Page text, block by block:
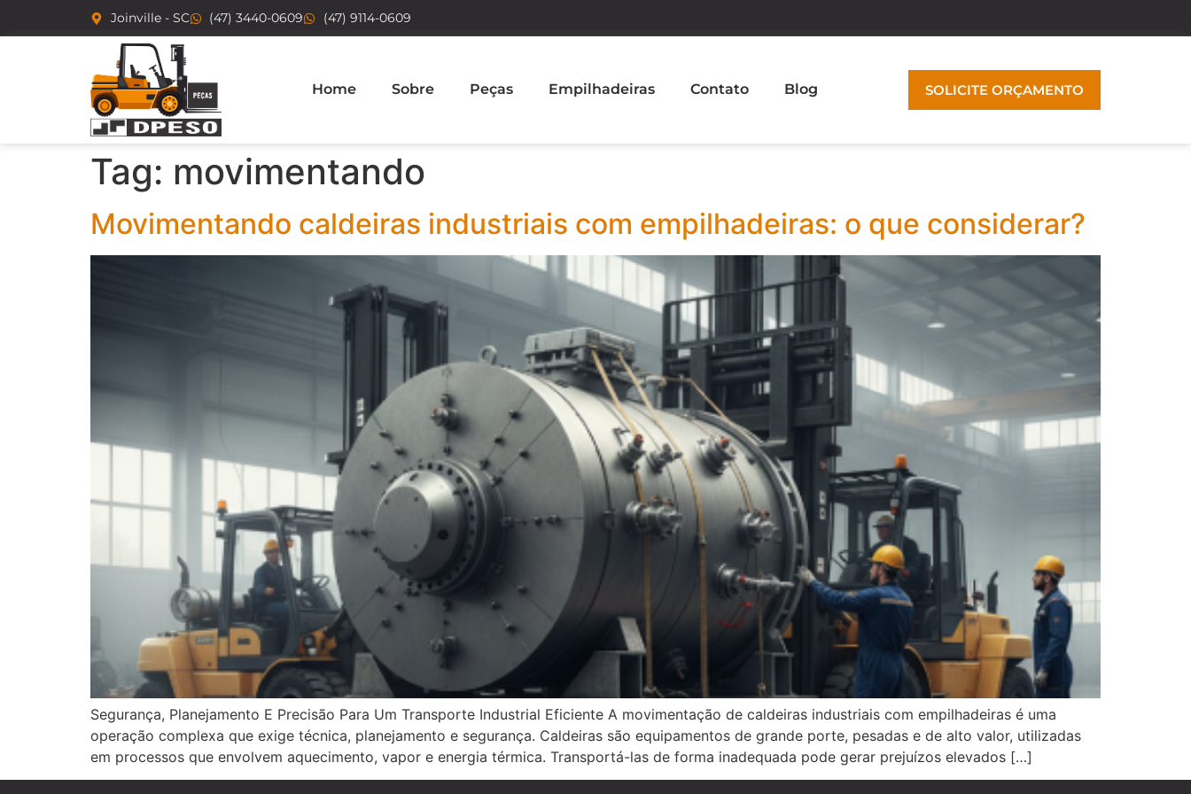
Joinville - SC (47) 3440-0609 (47) 9114-0609
Home Sobre Peças Empilhadeiras Contato Blog SOLICITE ORÇAMENTO
Tag: movimentando
Movimentando caldeiras industriais com empilhadeiras: o que considerar?
Segurança, Planejamento E Precisão Para Um Transporte Industrial Eficiente A movimentação de caldeiras industriais com empilhadeiras é uma
operação complexa que exige técnica, planejamento e segurança. Caldeiras são equipamentos de grande porte, pesadas e de alto valor, utilizadas
em processos que envolvem aquecimento, vapor e energia térmica. Transportá-las de forma inadequada pode gerar prejuízos elevados […]